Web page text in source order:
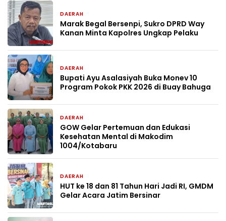
DAERAH
Marak Begal Bersenpi, Sukro DPRD Way
Kanan Minta Kapolres Ungkap Pelaku
DAERAH
Bupati Ayu Asalasiyah Buka Monev 10
Program Pokok PKK 2026 di Buay Bahuga
DAERAH
GOW Gelar Pertemuan dan Edukasi
Kesehatan Mental di Makodim
1004/Kotabaru
DAERAH
HUT ke 18 dan 81 Tahun Hari Jadi RI, GMDM
Gelar Acara Jatim Bersinar